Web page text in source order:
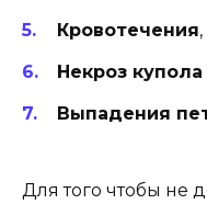
Кровотечения,
Некроз
Выпадения
Для того чтобы не